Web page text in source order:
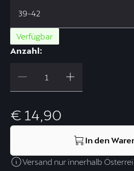
39-42
Verfügbar
Anzahl:
€ 14,90
In den
Versand nur innerhalb